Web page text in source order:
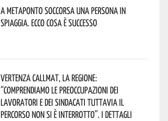
A Metaponto soccorsa una persona in
spiaggia. Ecco cosa è successo
Vertenza CallMat, la Regione:
“comprendiamo le preoccupazioni dei
lavoratori e dei sindacati tuttavia il
percorso non si è interrotto”. I dettagli